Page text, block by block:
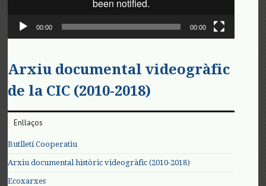
00:00 00:00
Arxiu documental videogràfic
de la CIC (2010-2018)
Enllaços
Butlletí Cooperatiu
Arxiu documental històric videogràfic (2010-2018)
Ecoxarxes